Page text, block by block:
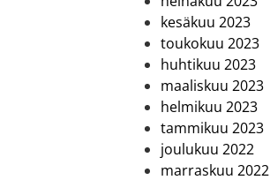
kesäkuu 2023
toukokuu 2023
huhtikuu 2023
maaliskuu 2023
helmikuu 2023
tammikuu 2023
joulukuu 2022
marraskuu 2022